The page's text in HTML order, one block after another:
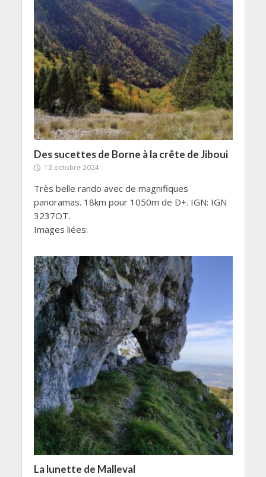
Des sucettes de Borne à la crête de Jiboui
12 octobre 2024
Très belle rando avec de magnifiques
panoramas. 18km pour 1050m de D+. IGN: IGN
3237OT.
Images liées:
La lunette de Malleval